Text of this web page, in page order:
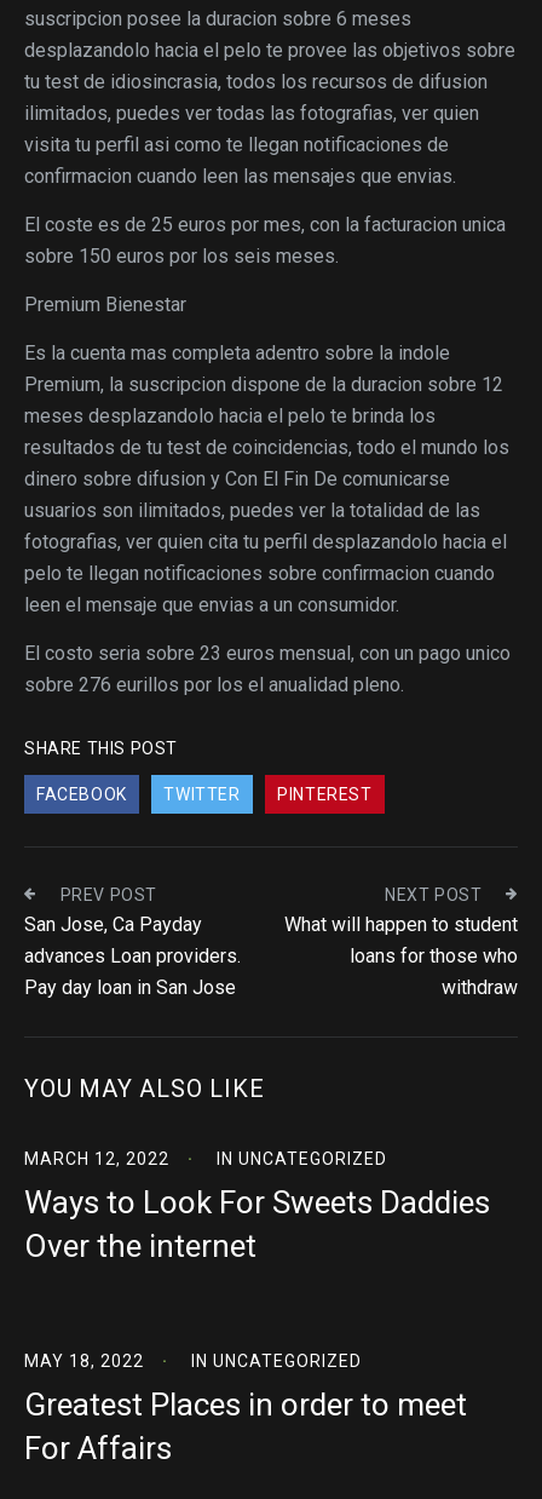
suscripcion posee la duracion sobre 6 meses
desplazandolo hacia el pelo te provee las objetivos sobre
tu test de idiosincrasia, todos los recursos de difusion
ilimitados, puedes ver todas las fotografias, ver quien
visita tu perfil asi­ como te llegan notificaciones de
confirmacion cuando leen las mensajes que envias.
El coste es de 25 euros por mes, con la facturacion unica
sobre 150 euros por los seis meses.
Premium Bienestar
Es la cuenta mas completa adentro sobre la indole
Premium, la suscripcion dispone de la duracion sobre 12
meses desplazandolo hacia el pelo te brinda los
resultados de tu test de coincidencias, todo el mundo los
dinero sobre difusion y Con El Fin De comunicarse
usuarios son ilimitados, puedes ver la totalidad de las
fotografias, ver quien cita tu perfil desplazandolo hacia el
pelo te llegan notificaciones sobre confirmacion cuando
leen el mensaje que envias a un consumidor.
El costo seri­a sobre 23 euros mensual, con un pago unico
sobre 276 eurillos por los el anualidad pleno.
SHARE THIS POST
FACEBOOK TWITTER PINTEREST
PREV POST
San Jose, Ca Payday
advances Loan providers.
Pay day loan in San Jose
NEXT POST
What will happen to student
loans for those who
withdraw
YOU MAY ALSO LIKE
MARCH 12, 2022 IN UNCATEGORIZED
Ways to Look For Sweets Daddies
Over the internet
MAY 18, 2022 IN UNCATEGORIZED
Greatest Places in order to meet
For Affairs